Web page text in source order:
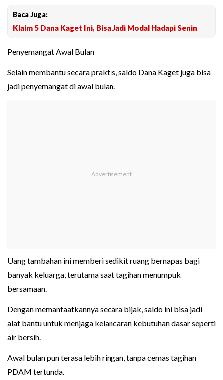
Baca Juga:
Klaim 5 Dana Kaget Ini, Bisa Jadi Modal Hadapi Senin
Penyemangat Awal Bulan
Selain membantu secara praktis, saldo Dana Kaget juga bisa
jadi penyemangat di awal bulan.
Uang tambahan ini memberi sedikit ruang bernapas bagi
banyak keluarga, terutama saat tagihan menumpuk
bersamaan.
Dengan memanfaatkannya secara bijak, saldo ini bisa jadi
alat bantu untuk menjaga kelancaran kebutuhan dasar seperti
air bersih.
Awal bulan pun terasa lebih ringan, tanpa cemas tagihan
PDAM tertunda.